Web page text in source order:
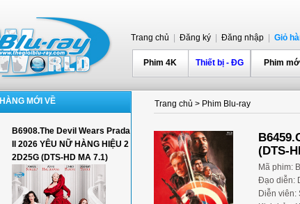
Trang chủ Đăng ký Đăng nhập Giỏ
Phim 4K Thiết bị - ĐG Phim
HÀNG MỚI VỀ
B6908.The Devil Wears Prada
II 2026 YÊU NỮ HÀNG HIỆU 2
2D25G (DTS-HD MA 7.1)
Trang chủ > Phim Blu-ray
(DTS-
Mã phim:
Đạo diễn:
Diễn viên: